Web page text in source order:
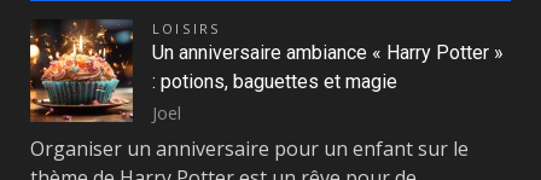
LOISIRS
Un anniversaire ambiance « Harry Potter »
: potions, baguettes et magie
Joel
Organiser un anniversaire pour un enfant sur le